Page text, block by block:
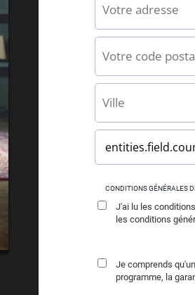
CONDITIONS GÉNÉRALES
J'ai lu les
les conditions
Je comprends
programme, la